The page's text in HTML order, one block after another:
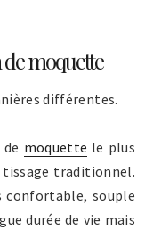
moquette
différentes.
moquette le plus
tissage traditionnel.
confortable, souple
durée de vie mais